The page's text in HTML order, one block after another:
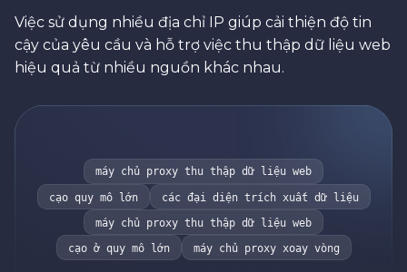
Việc sử dụng nhiều địa chỉ IP giúp cải thiện độ tin
cậy của yêu cầu và hỗ trợ việc thu thập dữ liệu web
hiệu quả từ nhiều nguồn khác nhau.
máy chủ proxy thu thập dữ liệu web
cạo quy mô lớn
các đại diện trích xuất dữ liệu
máy chủ proxy thu thập dữ liệu web
cạo ở quy mô lớn
máy chủ proxy xoay vòng